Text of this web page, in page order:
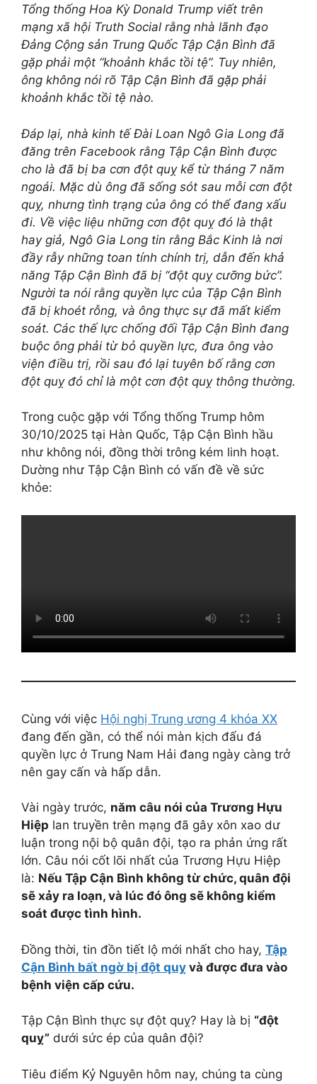
Tổng thống Hoa Kỳ Donald Trump viết trên
mạng xã hội Truth Social rằng nhà lãnh đạo
Đảng Cộng sản Trung Quốc Tập Cận Bình đã
gặp phải một “khoảnh khắc tồi tệ”. Tuy nhiên,
ông không nói rõ Tập Cận Bình đã gặp phải
khoảnh khắc tồi tệ nào.
Đáp lại, nhà kinh tế Đài Loan Ngô Gia Long đã
đăng trên Facebook rằng Tập Cận Bình được
cho là đã bị ba cơn đột quỵ kể từ tháng 7 năm
ngoái. Mặc dù ông đã sống sót sau mỗi cơn đột
quỵ, nhưng tình trạng của ông có thể đang xấu
đi. Về việc liệu những cơn đột quỵ đó là thật
hay giả, Ngô Gia Long tin rằng Bắc Kinh là nơi
đầy rẫy những toan tính chính trị, dẫn đến khả
năng Tập Cận Bình đã bị “đột quỵ cưỡng bức”.
Người ta nói rằng quyền lực của Tập Cận Bình
đã bị khoét rỗng, và ông thực sự đã mất kiểm
soát. Các thế lực chống đối Tập Cận Bình đang
buộc ông phải từ bỏ quyền lực, đưa ông vào
viện điều trị, rồi sau đó lại tuyên bố rằng cơn
đột quỵ đó chỉ là một cơn đột quỵ thông thường.
Trong cuộc gặp với Tổng thống Trump hôm
30/10/2025 tại Hàn Quốc, Tập Cận Bình hầu
như không nói, đồng thời trông kém linh hoạt.
Dường như Tập Cận Bình có vấn đề về sức
khỏe:
Cùng với việc Hội nghị Trung ương 4 khóa XX
đang đến gần, có thể nói màn kịch đấu đá
quyền lực ở Trung Nam Hải đang ngày càng trở
nên gay cấn và hấp dẫn.
Vài ngày trước, năm câu nói của Trương Hựu
Hiệp lan truyền trên mạng đã gây xôn xao dư
luận trong nội bộ quân đội, tạo ra phản ứng rất
lớn. Câu nói cốt lõi nhất của Trương Hựu Hiệp
là: Nếu Tập Cận Bình không từ chức, quân đội
sẽ xảy ra loạn, và lúc đó ông sẽ không kiểm
soát được tình hình.
Đồng thời, tin đồn tiết lộ mới nhất cho hay, Tập
Cận Bình bất ngờ bị đột quỵ và được đưa vào
bệnh viện cấp cứu.
Tập Cận Bình thực sự đột quỵ? Hay là bị “đột
quỵ” dưới sức ép của quân đội?
Tiêu điểm Kỷ Nguyên hôm nay, chúng ta cùng